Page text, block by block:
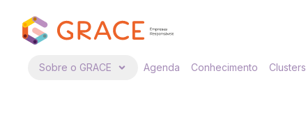
Sobre o GRACE Agenda Conhecimento Clusters